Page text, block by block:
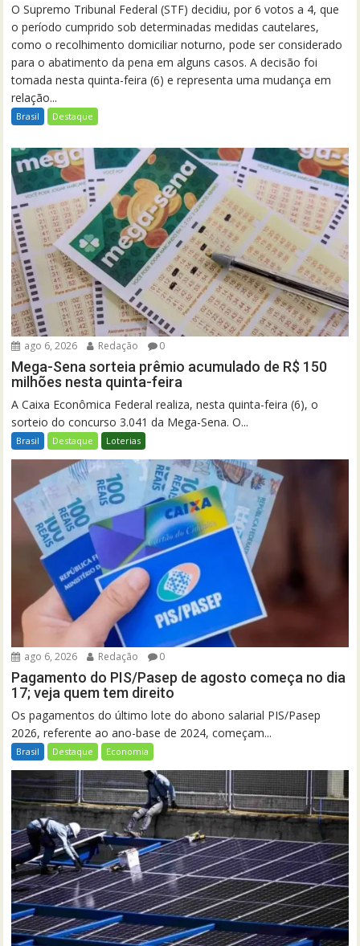
O Supremo Tribunal Federal (STF) decidiu, por 6 votos a 4, que
o período cumprido sob determinadas medidas cautelares,
como o recolhimento domiciliar noturno, pode ser considerado
para o abatimento da pena em alguns casos. A decisão foi
tomada nesta quinta-feira (6) e representa uma mudança em
relação...
Brasil Destaque
ago 6, 2026 Redação 0
Mega-Sena sorteia prêmio acumulado de R$ 150
milhões nesta quinta-feira
A Caixa Econômica Federal realiza, nesta quinta-feira (6), o
sorteio do concurso 3.041 da Mega-Sena. O...
Brasil Destaque Loterias
ago 6, 2026 Redação 0
Pagamento do PIS/Pasep de agosto começa no dia
17; veja quem tem direito
Os pagamentos do último lote do abono salarial PIS/Pasep
2026, referente ao ano-base de 2024, começam...
Brasil Destaque Economia